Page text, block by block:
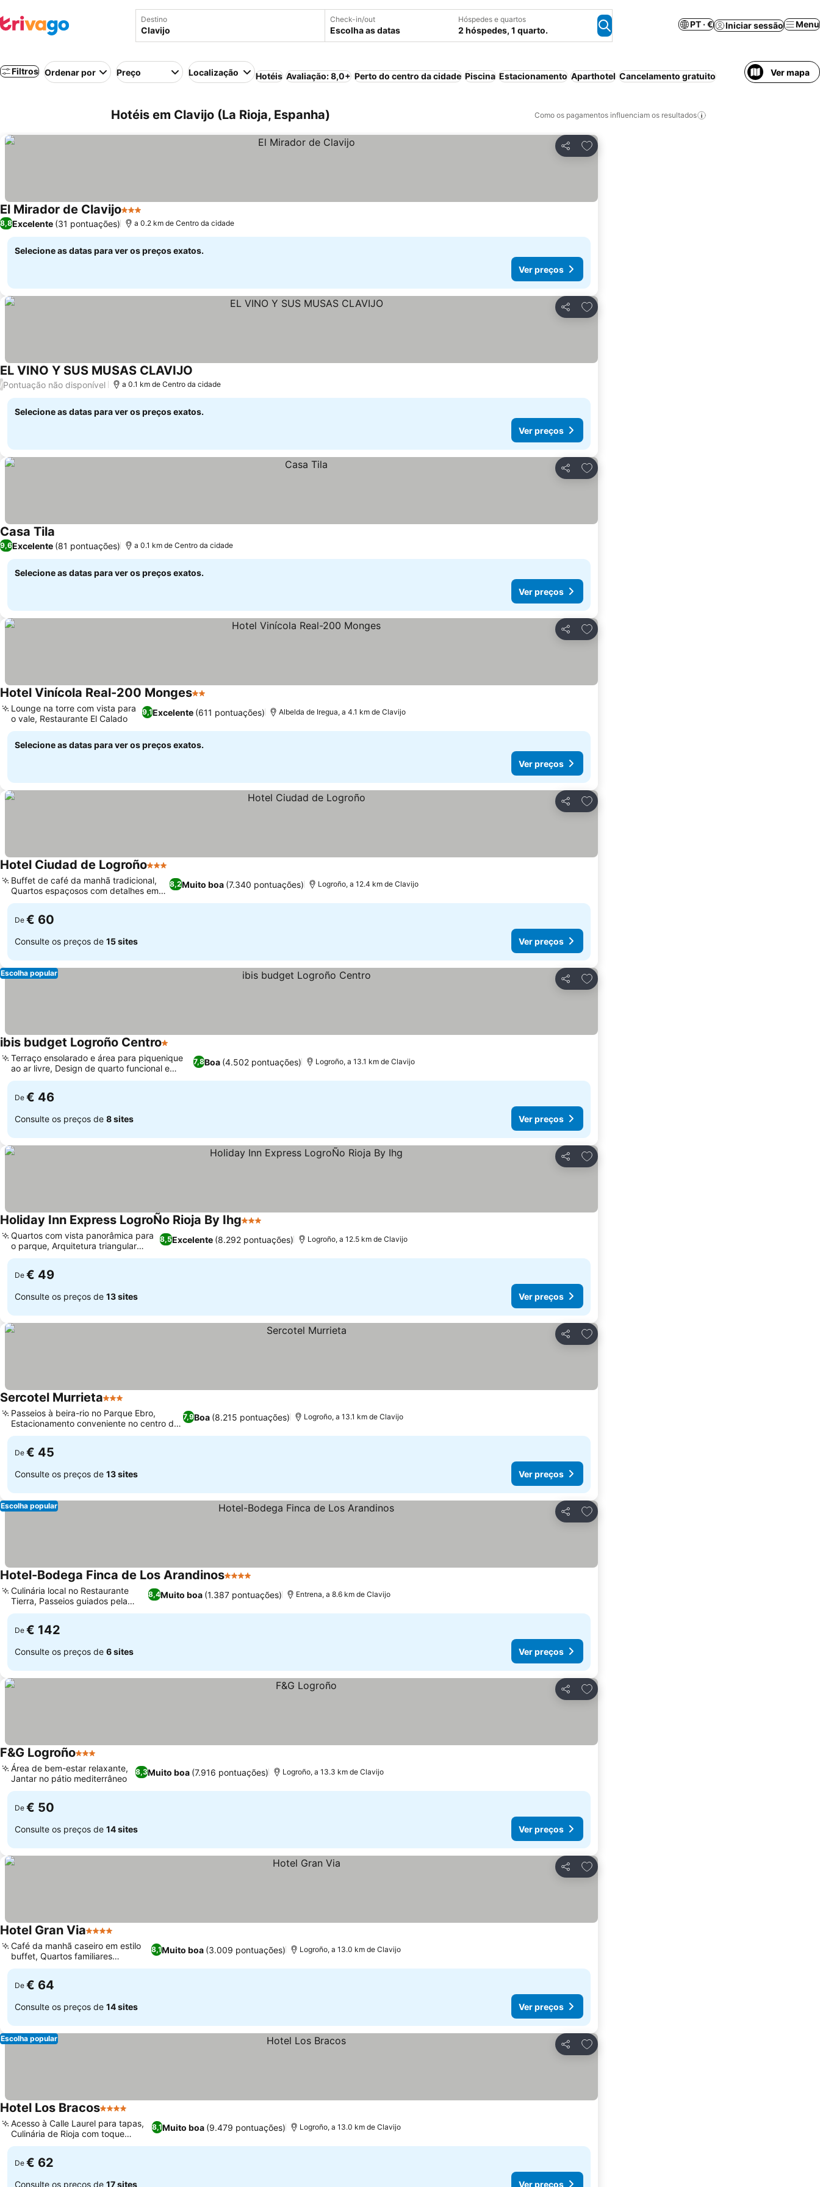
Destino Check-in/out
Escolha as datas
Hóspedes e quartos
2 hóspedes, 1 quarto.
PT · € Iniciar sessão Menu
Filtros Ordenar por Preço Localização Hotéis Avaliação: 8,0+ Perto do centro da cidade Piscina Estacionamento Aparthotel Cancelamento gratuito Ver mapa
Hotéis em Clavijo (La Rioja, Espanha) Como os pagamentos influenciam os resultados
Partilhar
Adicionar aos favoritos
El Mirador de Clavijo3 Estrelas
8,8Excelente (31 pontuações) a 0.2 km de Centro da cidade
Selecione as datas para ver os preços exatos.
Ver preços
Partilhar
Adicionar aos favoritos
EL VINO Y SUS MUSAS CLAVIJO
/Pontuação não disponível a 0.1 km de Centro da cidade
Selecione as datas para ver os preços exatos.
Ver preços
Partilhar
Adicionar aos favoritos
Casa Tila
9,6Excelente (81 pontuações) a 0.1 km de Centro da cidade
Selecione as datas para ver os preços exatos.
Ver preços
Partilhar
Adicionar aos favoritos
Hotel Vinícola Real-200 Monges2 Estrelas
9,1Excelente (611 pontuações)
Lounge na torre com vista para
o vale, Restaurante El Calado
Albelda de Iregua, a 4.1 km de Clavijo
Selecione as datas para ver os preços exatos.
Ver preços
Partilhar
Adicionar aos favoritos
Hotel Ciudad de Logroño3 Estrelas
8,2Muito boa (7.340 pontuações)
Buffet de café da manhã tradicional,
Quartos espaçosos com detalhes em
mármore
Logroño, a 12.4 km de Clavijo
De € 60
Consulte os preços de 15 sites Ver preços
Partilhar
Adicionar aos favoritos
Escolha popular
ibis budget Logroño Centro1 Estrelas
7,8Boa (4.502 pontuações)
Terraço ensolarado e área para piquenique
ao ar livre, Design de quarto funcional e
minimalista
Logroño, a 13.1 km de Clavijo
De € 46
Consulte os preços de 8 sites Ver preços
Partilhar
Adicionar aos favoritos
Holiday Inn Express LogroÑo Rioja By Ihg3 Estrelas
8,5Excelente (8.292 pontuações)
Quartos com vista panorâmica para
o parque, Arquitetura triangular
distinta
Logroño, a 12.5 km de Clavijo
De € 49
Consulte os preços de 13 sites Ver preços
Partilhar
Adicionar aos favoritos
Sercotel Murrieta3 Estrelas
7,9Boa (8.215 pontuações)
Passeios à beira-rio no Parque Ebro,
Estacionamento conveniente no centro da
cidade
Logroño, a 13.1 km de Clavijo
De € 45
Consulte os preços de 13 sites Ver preços
Partilhar
Adicionar aos favoritos
Escolha popular
Hotel-Bodega Finca de Los Arandinos4 Estrelas
8,4Muito boa (1.387 pontuações)
Culinária local no Restaurante
Tierra, Passeios guiados pela
vinícola
Entrena, a 8.6 km de Clavijo
De € 142
Consulte os preços de 6 sites Ver preços
Partilhar
Adicionar aos favoritos
F&G Logroño3 Estrelas
8,3Muito boa (7.916 pontuações)
Área de bem-estar relaxante,
Jantar no pátio mediterrâneo
Logroño, a 13.3 km de Clavijo
De € 50
Consulte os preços de 14 sites Ver preços
Partilhar
Adicionar aos favoritos
Hotel Gran Via4 Estrelas
8,1Muito boa (3.009 pontuações)
Café da manhã caseiro em estilo
buffet, Quartos familiares
espaçosos
Logroño, a 13.0 km de Clavijo
De € 64
Consulte os preços de 14 sites Ver preços
Partilhar
Adicionar aos favoritos
Escolha popular
Hotel Los Bracos4 Estrelas
8,1Muito boa (9.479 pontuações)
Acesso à Calle Laurel para tapas,
Culinária de Rioja com toque
oriental
Logroño, a 13.0 km de Clavijo
De € 62
Consulte os preços de 17 sites Ver preços